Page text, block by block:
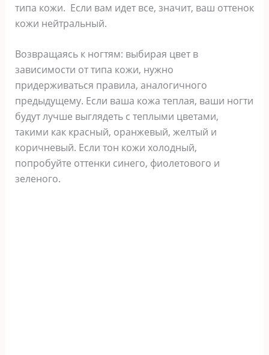
типа кожи. Если вам идет все, значит, ваш оттенок
кожи нейтральный.
Возвращаясь к ногтям: выбирая цвет в
зависимости от типа кожи, нужно
придерживаться правила, аналогичного
предыдущему. Если ваша кожа теплая, ваши ногти
будут лучше выглядеть с теплыми цветами,
такими как красный, оранжевый, желтый и
коричневый. Если тон кожи холодный,
попробуйте оттенки синего, фиолетового и
зеленого.